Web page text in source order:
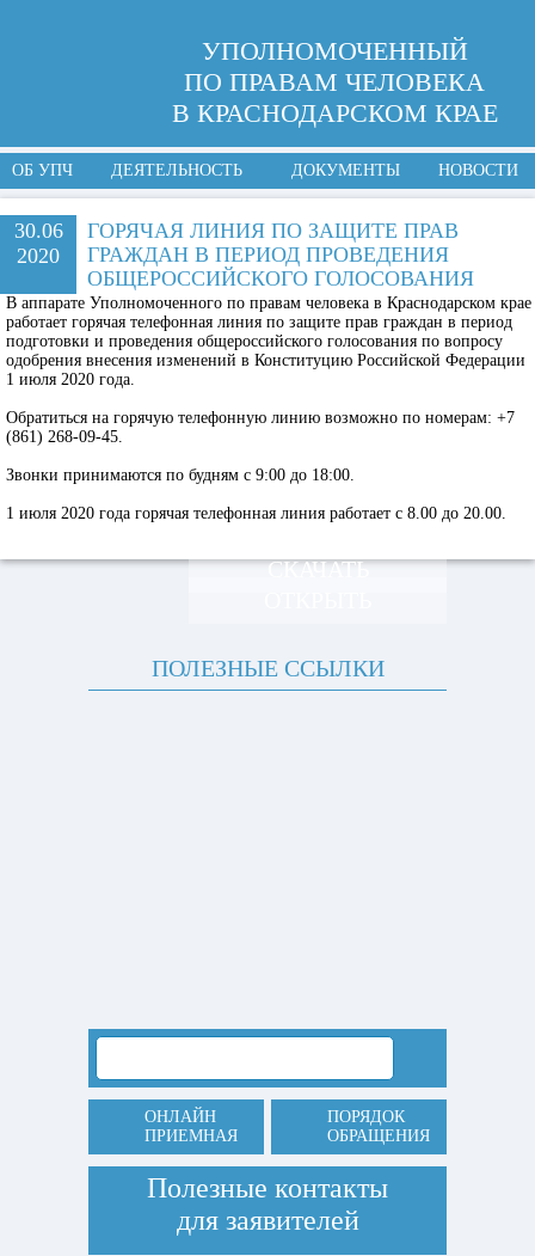
УПОЛНОМОЧЕННЫЙ
ПО ПРАВАМ ЧЕЛОВЕКА
В КРАСНОДАРСКОМ КРАЕ
ОБ УПЧ ДЕЯТЕЛЬНОСТЬ ДОКУМЕНТЫ НОВОСТИ
30.06
2020
ГОРЯЧАЯ ЛИНИЯ ПО ЗАЩИТЕ ПРАВ
ГРАЖДАН В ПЕРИОД ПРОВЕДЕНИЯ
ОБЩЕРОССИЙСКОГО ГОЛОСОВАНИЯ
В аппарате Уполномоченного по правам человека в Краснодарском крае
работает горячая телефонная линия по защите прав граждан в период
подготовки и проведения общероссийского голосования по вопросу
одобрения внесения изменений в Конституцию Российской Федерации
1 июля 2020 года.
Обратиться на горячую телефонную линию возможно по номерам: +7
(861) 268-09-45.
Звонки принимаются по будням с 9:00 до 18:00.
1 июля 2020 года горячая телефонная линия работает с 8.00 до 20.00.
СКАЧАТЬ
ПОЛЕЗНЫЕ ССЫЛКИ
ОНЛАЙН
ПРИЕМНАЯ
ПОРЯДОК
ОБРАЩЕНИЯ
Полезные контакты
для заявителей